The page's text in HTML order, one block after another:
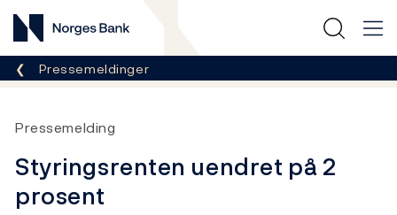
Norges Bank
Her er du nå:
Pressemeldinger
Pressemelding
Styringsrenten uendret på 2
prosent